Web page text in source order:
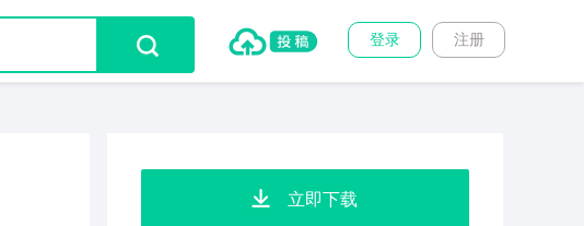
注册
登录
立即下载